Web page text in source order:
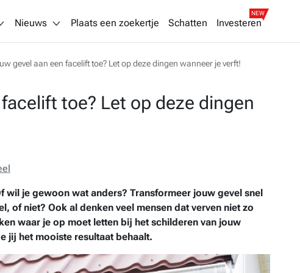
Nieuws Plaats een zoekertje Schatten Investeren
NEW
gevel aan een facelift toe? Let op deze dingen wanneer je verft!
toe? Let op deze dingen
wil je gewoon wat anders? Transformeer jouw gevel snel
of niet? Ook al denken veel mensen dat verven niet zo
waar je op moet letten bij het schilderen van jouw
jij het mooiste resultaat behaalt.